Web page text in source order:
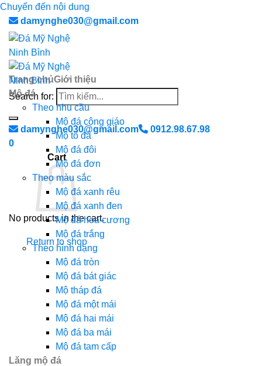
Chuyển đến nội dung
damynghe030@gmail.com
Search for:
damynghe030@gmail.com
0912.98.67.98
0
Cart
No products in the cart.
Return to shop
Trang chủGiới thiệu
Mộ đá
Theo nhu cầu
Mộ đá công giáo
Mộ tổ đá
Mộ đá đôi
Mộ đá đơn
Theo màu sắc
Mộ đá xanh rêu
Mộ đá xanh đen
Mộ đá hoa cương
Mộ đá trắng
Theo hình dạng
Mộ đá tròn
Mộ đá bát giác
Mộ tháp đá
Mộ đá một mái
Mộ đá hai mái
Mộ đá ba mái
Mộ đá tam cấp
Lăng mộ đá